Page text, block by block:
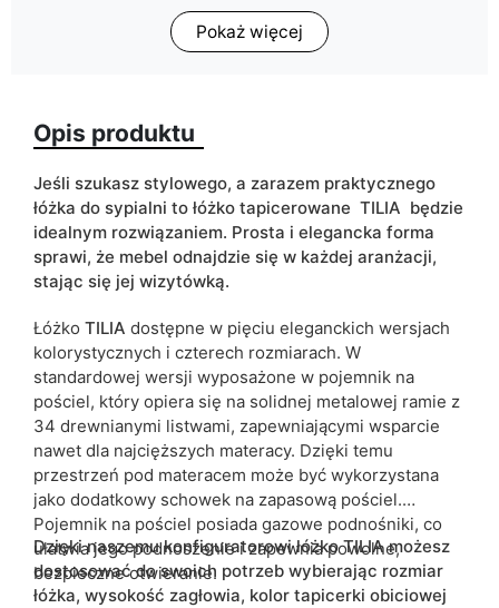
160x200 cm
180x200 cm
ean13
Termin dostawy: 14 dni roboczych
Ze względu na proces produkcyjny i właściwości materiałów,
możliwe są tolerancje wymiarowe na poziomie +/- 2–3 cm.
Pokaż więcej
Opis produktu
Jeśli szukasz stylowego, a zarazem praktycznego
łóżka do sypialni to łóżko tapicerowane TILIA będzie
idealnym rozwiązaniem. Prosta i elegancka forma
sprawi, że mebel odnajdzie się w każdej aranżacji,
stając się jej wizytówką.
Łóżko TILIA dostępne w pięciu eleganckich wersjach
kolorystycznych i czterech rozmiarach. W
standardowej wersji wyposażone w pojemnik na
pościel, który opiera się na solidnej metalowej ramie z
34 drewnianymi listwami, zapewniającymi wsparcie
nawet dla najcięższych materacy. Dzięki temu
przestrzeń pod materacem może być wykorzystana
jako dodatkowy schowek na zapasową pościel.
Pojemnik na pościel posiada gazowe podnośniki, co
ułatwia jego podnoszenie i zapewnia powolne,
bezpieczne otwieranie.
Dzięki naszemu konfiguratorowi łóżko TILIA możesz
dostosować do swoich potrzeb wybierając rozmiar
łóżka, wysokość zagłowia, kolor tapicerki obiciowej